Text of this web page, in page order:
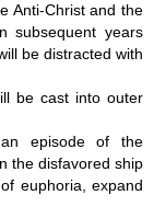
Anti-Christ and the
subsequent years
be distracted with
be cast into outer
episode of the
the disfavored ship
euphoria, expand